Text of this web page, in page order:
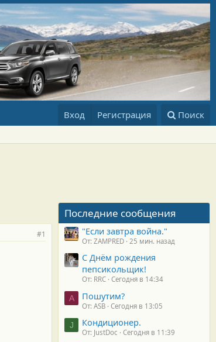
Вход Регистрация Поиск
#1
Последние сообщения
"Если завтра война."
От: ZAMPRED 25 мин. назад
С Днём рождения
пепсикольщик!
От: RRC Сегодня в 14:34
A Пошутим?
От: ASB Сегодня в 13:05
J Кондиционер.
От: JustDoc Сегодня в 11:39